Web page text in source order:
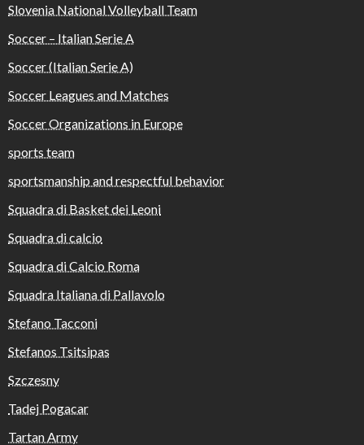
Slovenia National Volleyball Team
Soccer – Italian Serie A
Soccer (Italian Serie A)
Soccer Leagues and Matches
Soccer Organizations in Europe
sports team
sportsmanship and respectful behavior
Squadra di Basket dei Leoni
Squadra di calcio
Squadra di Calcio Roma
Squadra Italiana di Pallavolo
Stefano Tacconi
Stefanos Tsitsipas
Szczesny
Tadej Pogacar
Tartan Army